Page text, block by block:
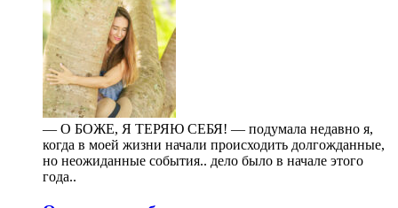
— О БОЖЕ, Я ТЕРЯЮ СЕБЯ! — подумала недавно я,
когда в моей жизни начали происходить долгожданные,
но неожиданные события.. дело было в начале этого
года..